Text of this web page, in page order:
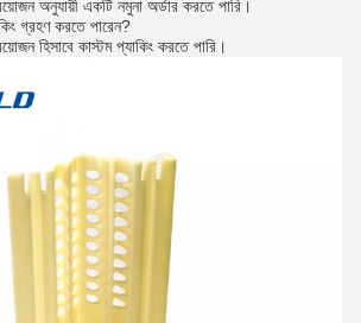
অনুযায়ী একটি নমুনা অর্ডার করতে পারি।
গ্রহণ করতে পারেন?
হিসাবে কাস্টম প্যাকিং করতে পারি।